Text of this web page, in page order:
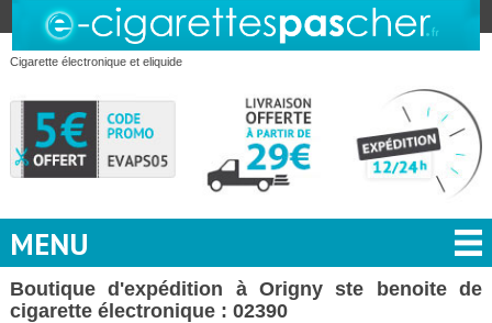
Cigarette électronique et eliquide
MENU
Boutique d'expédition à Origny ste benoite de
cigarette électronique : 02390